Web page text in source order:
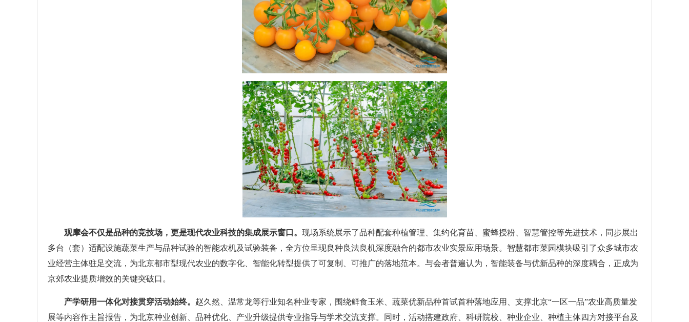
观摩会不仅是品种的竞技场，更是现代农业科技的集成展示窗口。 现场系统展示了品种配套种植管理、集约化育苗、蜜蜂授粉、智慧管控等先进技术，同步展出
多台（套）适配设施蔬菜生产与品种试验的智能农机及试验装备，全方位呈现良种良法良机深度融合的都市农业实景应用场景。智慧都市菜园模块吸引了众多城市农
业经营主体驻足交流，为北京都市型现代农业的数字化、智能化转型提供了可复制、可推广的落地范本。与会者普遍认为，智能装备与优新品种的深度耦合，正成为
京郊农业提质增效的关键突破口。
产学研用一体化对接贯穿活动始终。 赵久然、温常龙等行业知名种业专家，围绕鲜食玉米、蔬菜优新品种首试首种落地应用、支撑北京“一区一品”农业高质量发
展等内容作主旨报告，为北京种业创新、品种优化、产业升级提供专业指导与学术交流支撑。同时，活动搭建政府、科研院校、种业企业、种植主体四方对接平台及